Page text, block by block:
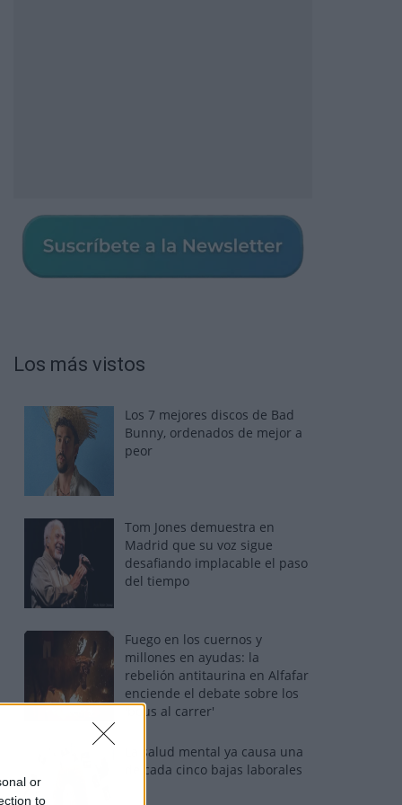
or
to
Los más vistos
Los 7 mejores discos de Bad
Bunny, ordenados de mejor a
peor
Tom Jones demuestra en
Madrid que su voz sigue
desafiando implacable el paso
del tiempo
Fuego en los cuernos y
millones en ayudas: la
rebelión antitaurina en Alfafar
enciende el debate sobre los
'bous al carrer'
La salud mental ya causa una
de cada cinco bajas laborales